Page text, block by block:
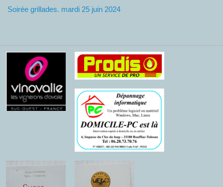
Soirée grillades. mardi 25 juin 2024